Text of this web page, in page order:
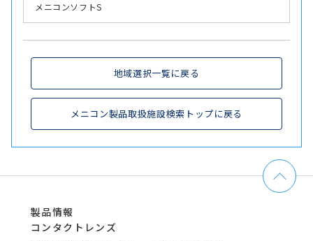
メニコンソフトS
地域選択一覧に戻る
メニコン製品取扱施設検索トップに戻る
製品情報
コンタクトレンズ